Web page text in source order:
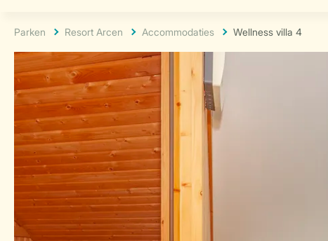
Parken Resort Arcen Accommodaties Wellness villa 4